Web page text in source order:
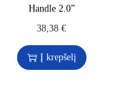
Handle 2.0”
38,38€
Į krepšelį